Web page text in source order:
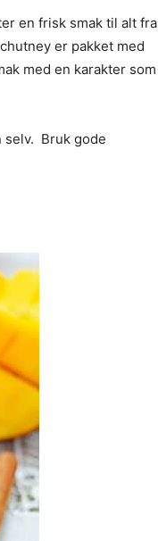
en frisk smak til alt fra
er pakket med
med en karakter som
selv. Bruk gode